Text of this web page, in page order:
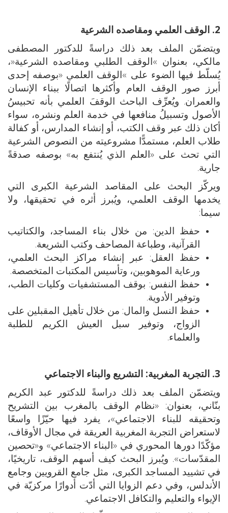
2. الوقف العلمي ومقاصده الشرعية
ويتضمّن الملف بعد ذلك دراسةً للدكتور المصطفى
مالكي، بعنوان »الوقف الطلبي ومقاصده الشرعية«،
يُسلّط فيها الضوء على »الوقف العلمي «بوصفه إحدى
أبرز صور الوقف العام وأكثرها اتصالًا ببناء الإنسان
والعمران. ويُعرِّف الباحث الوقفَ العلمي بأنه تحبيسُ
الأصول وتسبيلُ منافعها في خدمة العلم ونشره، سواء
أكان ذلك عبر وقف الكتب، أو إنشاء المدارس، أو كفالة
طلاب العلم، مستمدًّا مشروعيته من النصوص الشرعية
التي تحث على «العلم الذي يُنتفع به» بوصفه صدقةً
جارية.
ويركّز البحث على المقاصد الشرعية الكبرى التي
يخدمها الوقف العلمي، ويُبرز أثره في تحقيقها، ولا
سيما:
حفظ الدين: من خلال بناء المساجد، والكتاتيب
القرآنية، وطباعة المصاحف وكتب الشريعة.
حفظ العقل: عبر إنشاء مراكز البحث العلمي،
ورعاية الموهوبين، وتأسيس المكتبات المتخصصة.
حفظ النفس: بوقف المستشفيات وكليات الطب،
وتوفير الأدوية.
حفظ النسل والمال: من خلال تأهيل المقبلين على
الزواج، وتوفير سبل العيش الكريم للطلبة
والعلماء.
3. التجربة المغربية: التشريع والبناء الاجتماعي
ويتضمّن الملف بعد ذلك دراسةً للدكتور عبد الكريم
بنّاني، بعنوان: «نظام الوقف بالمغرب بين التشريح
وتحقيقه للبناء الاجتماعي»، يفرد فيها حيّزًا واسعًا
لاستعراض التجربة المغربية العريقة في مجال الأوقاف،
مؤكّدًا دورها المحوري في «البناء الاجتماعي» و«تحصين
المقدّسات». ويُبرز البحث كيف أسهم الوقف، تاريخيًا،
في تشييد المساجد الكبرى، مثل جامع القرويين وجامع
الأندلس، وفي دعم الزوايا التي أدّت أدوارًا مركزيّة في
الإيواء والتعليم والتكافل الاجتماعي.